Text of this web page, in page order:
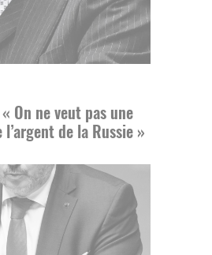
On ne veut pas une
de la Russie »